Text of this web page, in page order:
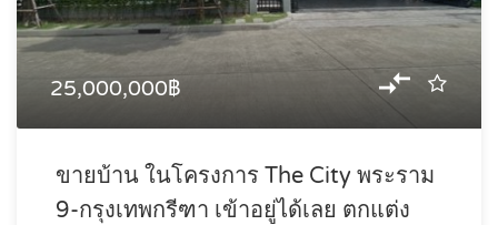
25,000,000฿
ขายบ้าน ในโครงการ The City พระราม
9-กรุงเทพกรีฑา เข้าอยู่ได้เลย ตกแต่ง